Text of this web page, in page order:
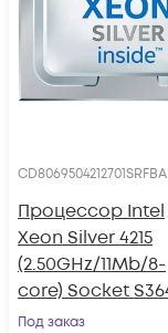
CD8069504212701SRFBA
Процессор Intel
Xeon Silver 4215
(2.50GHz/11Mb/8-
core) Socket
Под заказ